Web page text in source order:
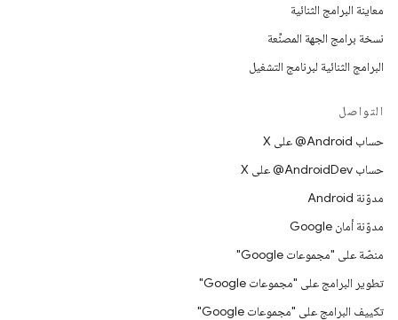
معاينة البرامج الثنائية
نسخة برامج الجهة المصنِّعة
البرامج الثنائية لبرنامج التشغيل
التواصل
حساب ‎@Android على X
حساب ‎@AndroidDev على X
مدوّنة Android
مدوّنة أمان Google
منصّة على "مجموعات Google"
تطوير البرامج على "مجموعات Google"
تكييف البرامج على "مجموعات Google"